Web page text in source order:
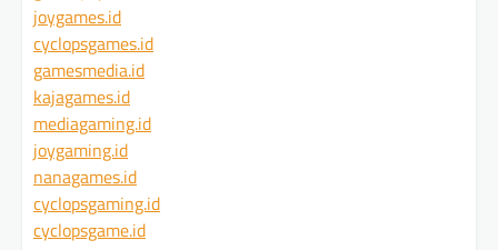
joygames.id
cyclopsgames.id
gamesmedia.id
kajagames.id
mediagaming.id
joygaming.id
nanagames.id
cyclopsgaming.id
cyclopsgame.id